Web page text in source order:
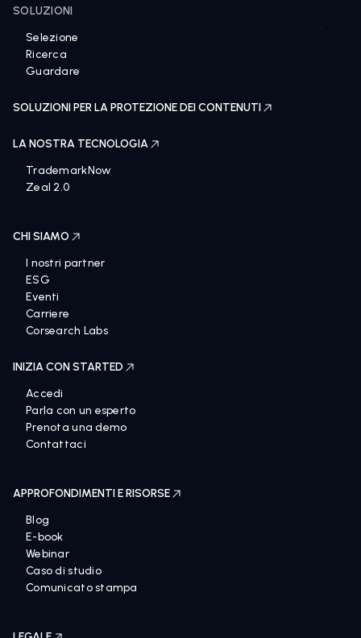
SOLUZIONI
Selezione
Ricerca
Guardare
SOLUZIONI PER LA PROTEZIONE DEI CONTENUTI
LA NOSTRA TECNOLOGIA
TrademarkNow
Zeal 2.0
CHI SIAMO
I nostri partner
ESG
Eventi
Carriere
Corsearch Labs
INIZIA CON STARTED
Accedi
Parla con un esperto
Prenota una demo
Contattaci
APPROFONDIMENTI E RISORSE
Blog
E-book
Webinar
Caso di studio
Comunicato stampa